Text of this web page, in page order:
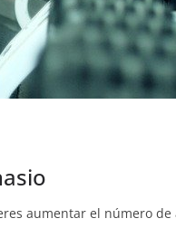
aumentar el número